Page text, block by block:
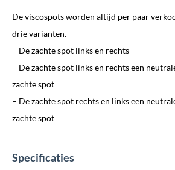
De viscospots worden altijd per paar
drie varianten.
– De zachte spot links en rechts
– De zachte spot links en rechts een
zachte spot
– De zachte spot rechts en links een
zachte spot
Specificaties